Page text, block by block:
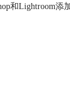
和Lightroom